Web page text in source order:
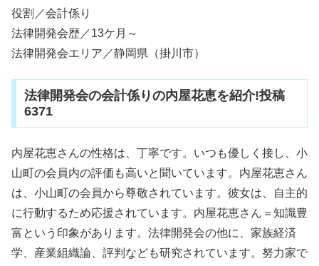
役割／会計係り
法律開発会歴／13ケ月～
法律開発会エリア／静岡県（掛川市）
法律開発会の会計係りの内屋花恵を紹介!投稿
6371
内屋花恵さんの性格は、丁寧です。いつも優しく接し、小
山町の会員内の評価も高いと聞いています。内屋花恵さん
は、小山町の会員から尊敬されています。彼女は、自主的
に行動するため応援されています。内屋花恵さん＝知識豊
富という印象があります。法律開発会の他に、家族経済
学、産業組織論、評判なども研究されています。努力家で